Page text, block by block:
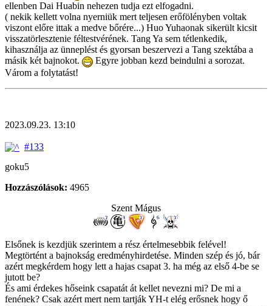
ellenben Dai Huabin nehezen tudja ezt elfogadni.
( nekik kellett volna nyerniük mert teljesen erőfölényben voltak
viszont előre ittak a medve bőrére...) Huo Yuhaonak sikerült kicsit
visszatörlesztenie féltestvérének. Tang Ya sem tétlenkedik,
kihasználja az ünneplést és gyorsan beszervezi a Tang szektába a
másik két bajnokot.
Egyre jobban kezd beindulni a sorozat.
Várom a folytatást!
2023.09.23. 13:10
#133
goku5
Hozzászólások: 4965
Szent Mágus
Elsőnek is kezdjük szerintem a rész értelmesebbik felével!
Megtörtént a bajnokság eredményhirdetése. Minden szép és jó, bár
azért megkérdem hogy lett a hajas csapat 3. ha még az első 4-be se
jutott be?
És ami érdekes hőseink csapatát át kellet nevezni mi? De mi a
fenének? Csak azért mert nem tartják YH-t elég erősnek hogy ő